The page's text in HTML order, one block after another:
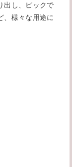
出し、ピックで
、様々な用途に